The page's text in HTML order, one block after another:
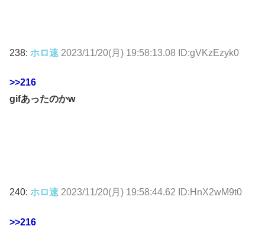
238: ホロ速 2023/11/20(月) 19:58:13.08 ID:gVKzEzyk0
>>216
gifあったのかᴡ
240: ホロ速 2023/11/20(月) 19:58:44.62 ID:HnX2wM9t0
>>216